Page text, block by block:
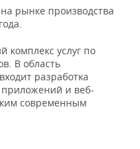
рынке производства
комплекс услуг по
В область
разработка
и веб-
современным